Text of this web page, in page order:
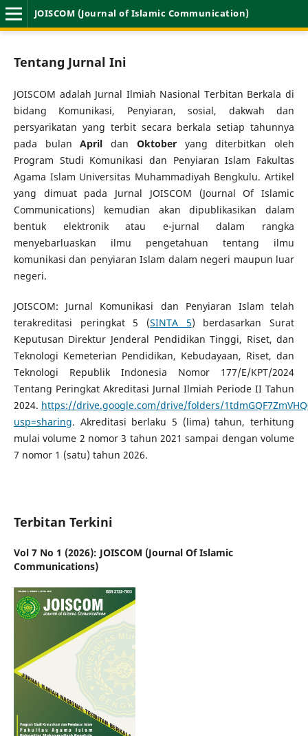
JOISCOM (Journal of Islamic Communication)
Tentang Jurnal Ini
JOISCOM adalah Jurnal Ilmiah Nasional Terbitan Berkala di
bidang Komunikasi, Penyiaran, sosial, dakwah dan
persyarikatan yang terbit secara berkala setiap tahunnya
pada bulan April dan Oktoberyang diterbitkan oleh
Program Studi Komunikasi dan Penyiaran Islam Fakultas
Agama Islam Universitas Muhammadiyah Bengkulu. Artikel
yang dimuat pada Jurnal JOISCOM (Journal Of Islamic
Communications) kemudian akan dipublikasikan dalam
bentuk elektronik atau e-jurnal dalam rangka
menyebarluaskan ilmu pengetahuan tentang ilmu
komunikasi dan penyiaran Islam dalam negeri maupun luar
negeri.
JOISCOM: Jurnal Komunikasi dan Penyiaran Islam telah
terakreditasi peringkat 5 (SINTA 5) berdasarkan Surat
Keputusan Direktur Jenderal Pendidikan Tinggi, Riset, dan
Teknologi Kemeterian Pendidikan, Kebudayaan, Riset, dan
Teknologi Republik Indonesia Nomor 177/E/KPT/2024
Tentang Peringkat Akreditasi Jurnal Ilmiah Periode II Tahun
2024. https://drive.google.com/drive/folders/
usp=sharing. Akreditasi berlaku 5 (lima) tahun, terhitung
mulai volume 2 nomor 3 tahun 2021 sampai dengan volume
7 nomor 1 (satu) tahun 2026.
Terbitan Terkini
Vol 7 No 1 (2026): JOISCOM (Journal Of Islamic
Communications)